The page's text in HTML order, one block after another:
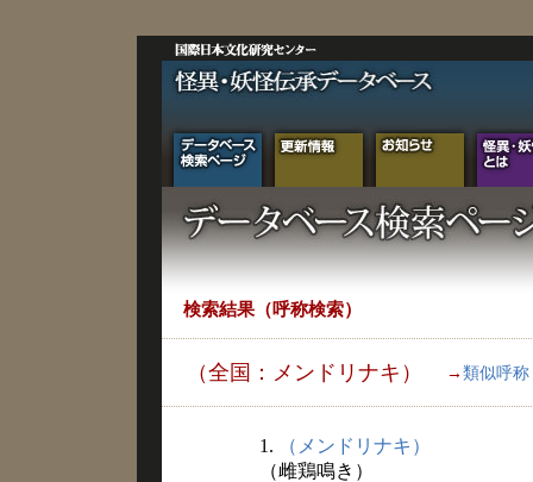
検索結果（呼称検索）
（全国：メンドリナキ） → 類似呼称
1.
（メンドリナキ）
（雌鶏鳴き）